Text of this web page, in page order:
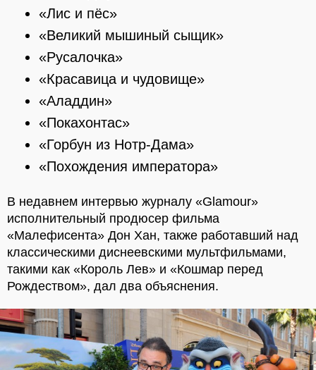
«Лис и пёс»
«Великий мышиный сыщик»
«Русалочка»
«Красавица и чудовище»
«Аладдин»
«Покахонтас»
«Горбун из Нотр-Дама»
«Похождения императора»
В недавнем интервью журналу «Glamour»
исполнительный продюсер фильма
«Малефисента» Дон Хан, также работавший над
классическими диснеевскими мультфильмами,
такими как «Король Лев» и «Кошмар перед
Рождеством», дал два объяснения.